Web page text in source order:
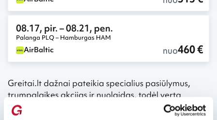
08.17, pir.– 08.21, pen.
Palanga PLQ – Hamburgas HAM
AirBaltic nuo460 €
Greitai.lt dažnai pateikia specialius pasiūlymus,
trumpalaikes akcijas ir nuolaidas, todėl verta
reguliariai sekti kainų pokyčius ir pasinaudoti